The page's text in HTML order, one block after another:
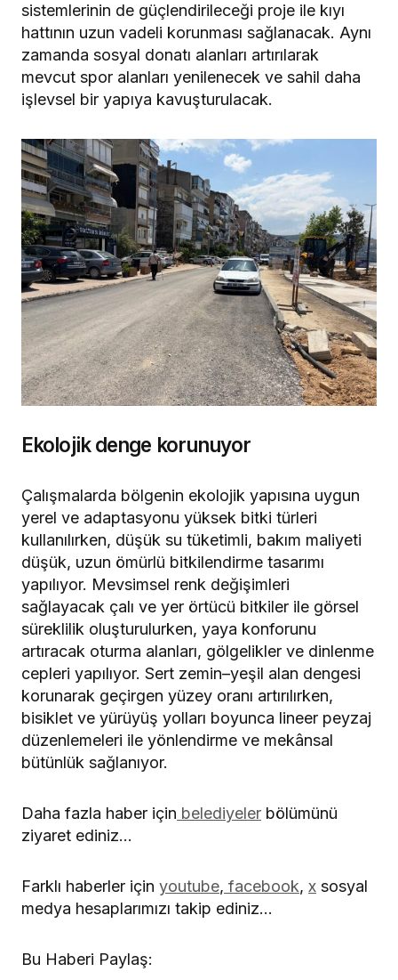
sistemlerinin de güçlendirileceği proje ile kıyı
hattının uzun vadeli korunması sağlanacak. Aynı
zamanda sosyal donatı alanları artırılarak
mevcut spor alanları yenilenecek ve sahil daha
işlevsel bir yapıya kavuşturulacak.
Ekolojik denge korunuyor
Çalışmalarda bölgenin ekolojik yapısına uygun
yerel ve adaptasyonu yüksek bitki türleri
kullanılırken, düşük su tüketimli, bakım maliyeti
düşük, uzun ömürlü bitkilendirme tasarımı
yapılıyor. Mevsimsel renk değişimleri
sağlayacak çalı ve yer örtücü bitkiler ile görsel
süreklilik oluşturulurken, yaya konforunu
artıracak oturma alanları, gölgelikler ve dinlenme
cepleri yapılıyor. Sert zemin–yeşil alan dengesi
korunarak geçirgen yüzey oranı artırılırken,
bisiklet ve yürüyüş yolları boyunca lineer peyzaj
düzenlemeleri ile yönlendirme ve mekânsal
bütünlük sağlanıyor.
Daha fazla haber için belediyeler bölümünü
ziyaret ediniz…
Farklı haberler için youtube, facebook, x sosyal
medya hesaplarımızı takip ediniz…
Bu Haberi Paylaş: